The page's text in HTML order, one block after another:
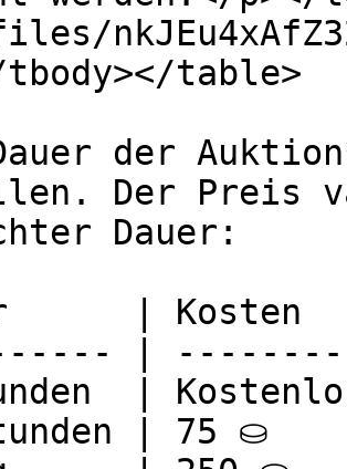
table>
der
Der Preis
Dauer:
| Kosten
|
|
| 75 ⛀